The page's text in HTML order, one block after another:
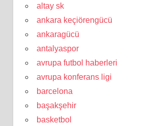
altay sk
ankara keçiörengücü
ankaragücü
antalyaspor
avrupa futbol haberleri
avrupa konferans ligi
barcelona
başakşehir
basketbol